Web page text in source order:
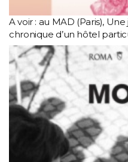
A voir : au MAD (Paris),
chronique d’un hôtel